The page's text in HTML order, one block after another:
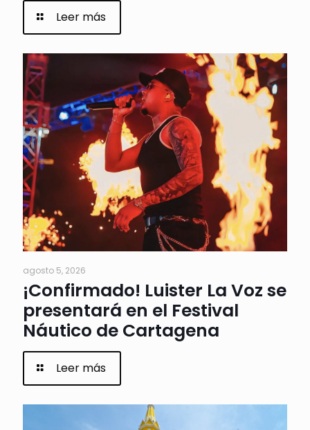
Leer más
agosto 5, 2026
¡Confirmado! Luister La Voz se
presentará en el Festival
Náutico de Cartagena
Leer más